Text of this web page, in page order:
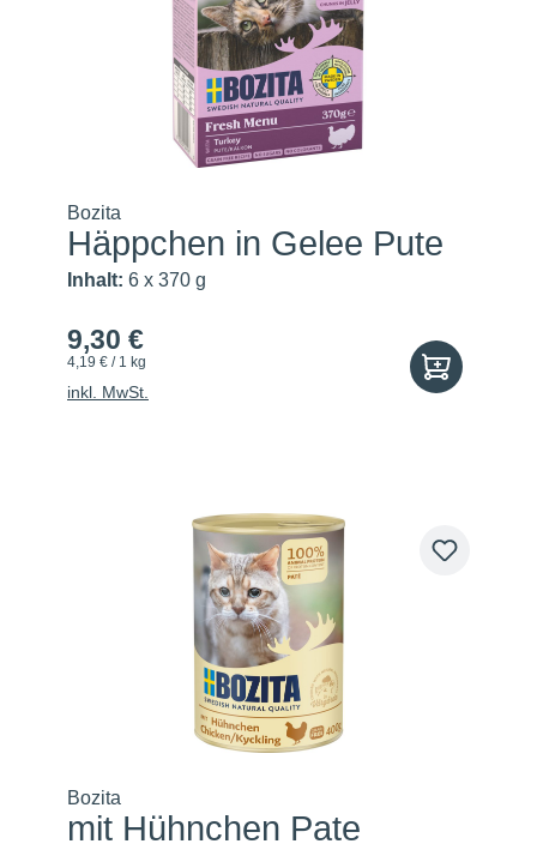
Bozita
Häppchen in Gelee Pute
Inhalt: 6 x 370 g
9,30 €
4,19 € / 1 kg
inkl. MwSt.
Bozita
mit Hühnchen Pate